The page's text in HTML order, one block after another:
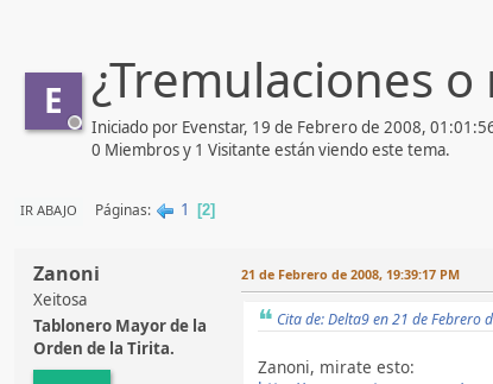
E ¿Tremulaciones
Iniciado por Evenstar, 19 de Febrero de 2008,
0 Miembros y 1 Visitante están viendo este tema.
IR ABAJO Páginas 1 2
Zanoni
Xeitosa
Tablonero Mayor de la
Orden de la Tirita.
21 de Febrero de 2008, 19:39:17 PM
Cita de: Delta9 en 21 de Febrero
Zanoni, mirate esto: